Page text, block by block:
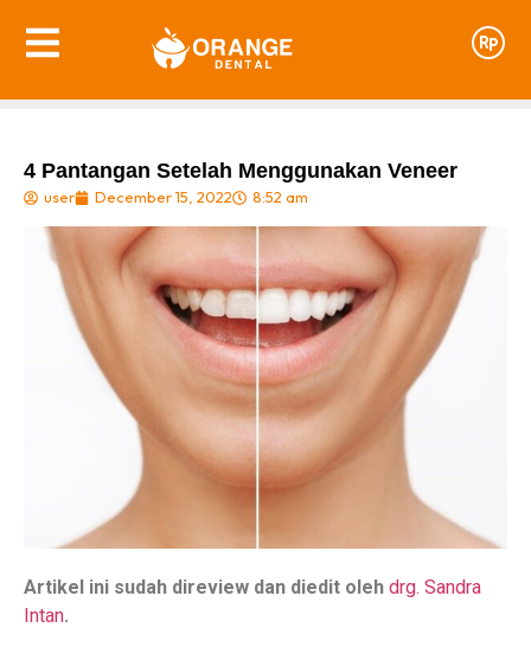
4 Pantangan Setelah Menggunakan Veneer
user December 15, 2022 8:52 am
Artikel ini sudah direview dan diedit oleh drg. Sandra
Intan.